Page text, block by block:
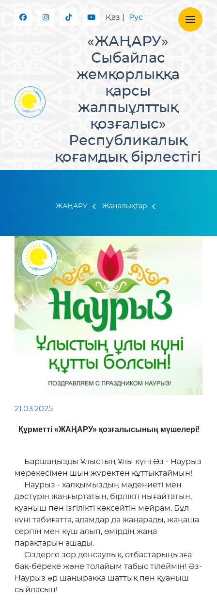
Қаз Рус
«ЖАҢАРУ»
Сыбайлас
жемқорлыққа
қарсы
жалпыұлттық
қозғалыс»
Республикалық
қоғамдық бірлестігі
ЖАҢАРУ Жаңалықтар
21.03.2025
Құрметті «ЖАҢАРУ» қозғалысының мүшелері!
Баршаңызды Ұлыстың Ұлы күні Әз - Наурыз
мерекесімен шын жүректен құттықтаймын!
Наурыз - халқымыздың мәдениеті мен
дәстүрін жаңғыртатын, бірлікті нығайтатын,
қуаныш пен ізгілікті көксейтін мейрам. Бұл
күні табиғатта, адамдар да жаңарады, жаңаша
серпін мен күш алып, өмірдің жаңа
парақтарын ашады.
Сіздерге зор денсаулық, отбастарыңызға
бақ-береке және толайым табыс тілеймін! Әз-
Наурыз әр шаңыраққа шаттық пен қуаныш
сыйласын!